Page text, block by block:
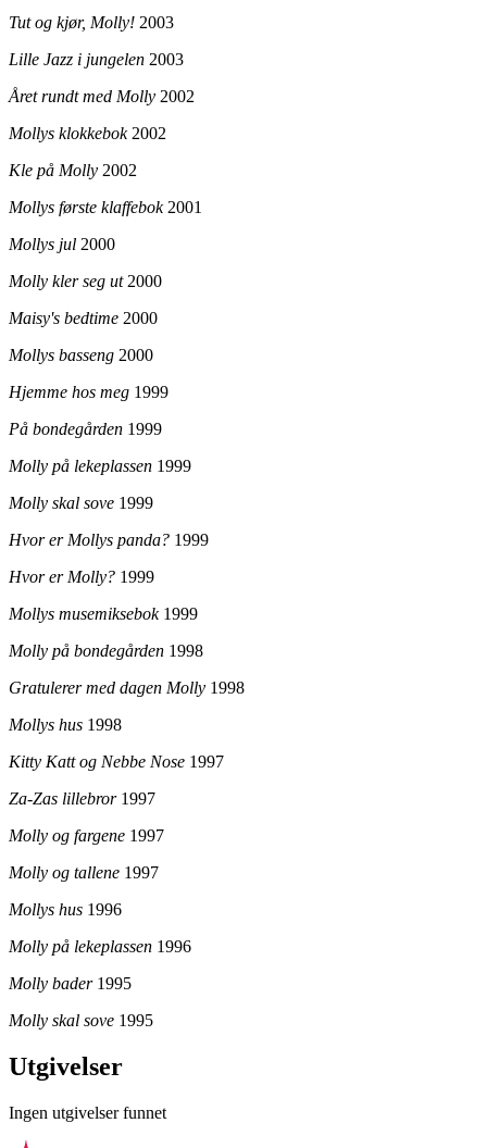
Tut og kjør, Molly! 2003
Lille Jazz i jungelen 2003
Året rundt med Molly 2002
Mollys klokkebok 2002
Kle på Molly 2002
Mollys første klaffebok 2001
Mollys jul 2000
Molly kler seg ut 2000
Maisy's bedtime 2000
Mollys basseng 2000
Hjemme hos meg 1999
På bondegården 1999
Molly på lekeplassen 1999
Molly skal sove 1999
Hvor er Mollys panda? 1999
Hvor er Molly? 1999
Mollys musemiksebok 1999
Molly på bondegården 1998
Gratulerer med dagen Molly 1998
Mollys hus 1998
Kitty Katt og Nebbe Nose 1997
Za-Zas lillebror 1997
Molly og fargene 1997
Molly og tallene 1997
Mollys hus 1996
Molly på lekeplassen 1996
Molly bader 1995
Molly skal sove 1995
Utgivelser
Ingen utgivelser funnet